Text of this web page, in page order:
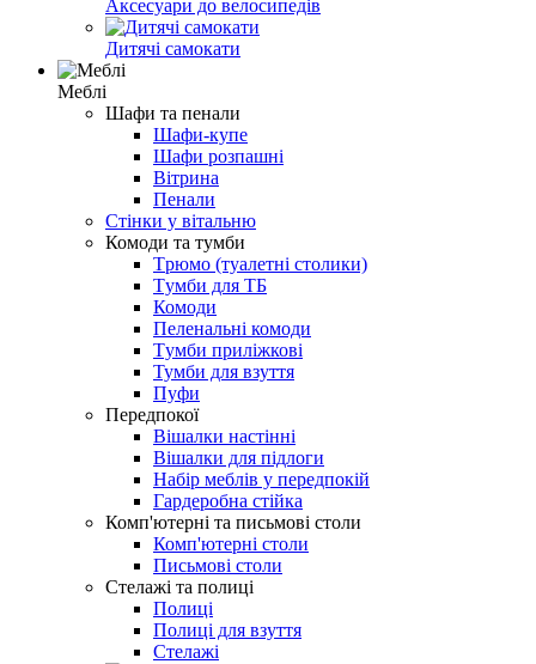
Аксесуари до велосипедів
Дитячі самокати
Меблі
Шафи та пенали
Шафи-купе
Шафи розпашні
Вітрина
Пенали
Стінки у вітальню
Комоди та тумби
Tрюмо (туалетні столики)
Tумби для ТБ
Комоди
Пеленальні комоди
Tумби приліжкові
Тумби для взуття
Пуфи
Передпокої
Вішалки настінні
Вішалки для підлоги
Набір меблів у передпокій
Гардеробна стійка
Комп'ютерні та письмові столи
Комп'ютерні столи
Письмові столи
Стелажі та полиці
Полиці
Полиці для взуття
Стелажі